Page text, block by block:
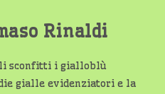
Rinaldi
sconfitti i gialloblù
gialle evidenziatori e la